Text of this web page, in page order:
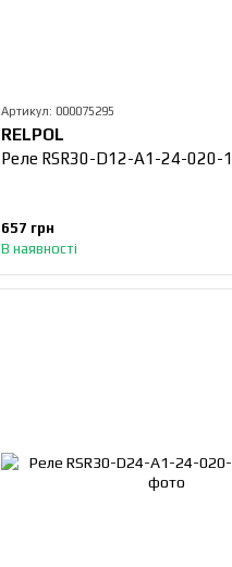
Артикул: 000075295
RELPOL
Реле RSR30-D12-A1-24-020-1
657 грн
В наявності